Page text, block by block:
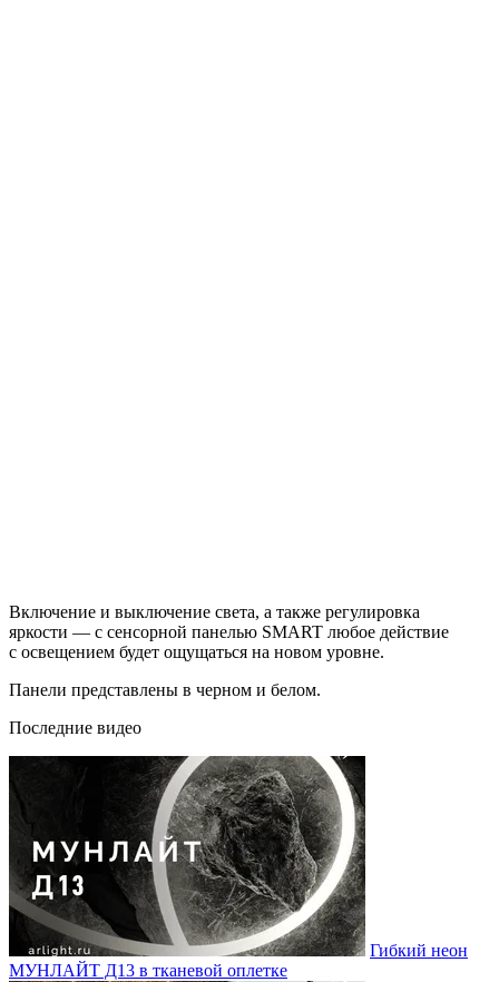
Включение и выключение света, а также регулировка
яркости — с сенсорной панелью SMART любое действие
с освещением будет ощущаться на новом уровне.
Панели представлены в черном и белом.
Последние видео
Гибкий неон
МУНЛАЙТ Д13 в тканевой оплетке